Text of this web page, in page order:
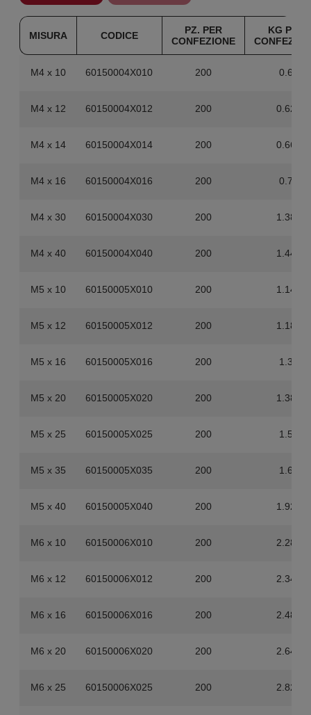
MISURA CODICE
PZ. PER
CONFEZIONE
KG PER
M4 x 10 60150004X010 200 0.6
M4 x 12 60150004X012 200 0.62
M4 x 14 60150004X014 200 0.66
M4 x 16 60150004X016 200 0.7
M4 x 30 60150004X030 200 1.38
M4 x 40 60150004X040 200 1.44
M5 x 10 60150005X010 200 1.14
M5 x 12 60150005X012 200 1.18
M5 x 16 60150005X016 200 1.3
M5 x 20 60150005X020 200 1.38
M5 x 25 60150005X025 200 1.5
M5 x 35 60150005X035 200 1.6
M5 x 40 60150005X040 200 1.92
M6 x 10 60150006X010 200 2.28
M6 x 12 60150006X012 200 2.34
M6 x 16 60150006X016 200 2.48
M6 x 20 60150006X020 200 2.64
M6 x 25 60150006X025 200 2.82